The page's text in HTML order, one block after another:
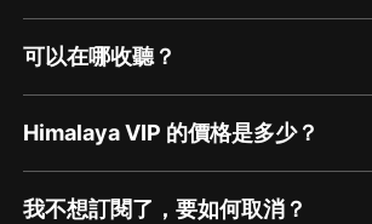
可以在哪收聽？
Himalaya VIP 的價格是多少？
我不想訂閱了，要如何取消？